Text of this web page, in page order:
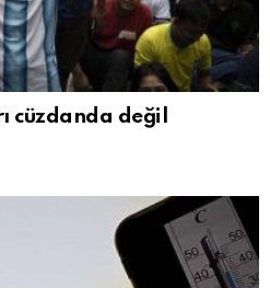
cüzdanda değil